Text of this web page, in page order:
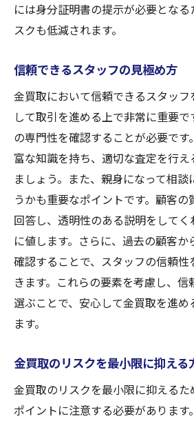
には身分証明書の提示が必要とな
スクも低減されます。
信頼できるスタッフの見極め方
金買取において信頼できるスタッ
して取引を進める上で非常に重要で
の専門性を確認することが必要です
富な知識を持ち、適切な査定を行
ましょう。また、親身になって相
うかも重要なポイントです。顧客
回答し、透明性のある説明をして
に値します。さらに、過去の顧客か
確認することで、スタッフの信頼
きます。これらの要素を考慮し、信
選ぶことで、安心して金買取を進め
ます。
金買取のリスクを最小限に抑える
金買取のリスクを最小限に抑える
ポイントに注意する必要があります